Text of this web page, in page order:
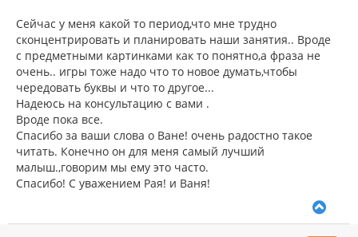
Сейчас у меня какой то период,что мне трудно
сконцентрировать и планировать наши занятия.. Вроде
с предметными картинками как то понятно,а фраза не
очень.. игры тоже надо что то новое думать,чтобы
чередовать буквы и что то другое...
Надеюсь на консультацию с вами .
Вроде пока все.
Спасибо за ваши слова о Ване! очень радостно такое
читать. Конечно он для меня самый лучший
малыш.,говорим мы ему это часто.
Спасибо! С уважением Рая! и Ваня!